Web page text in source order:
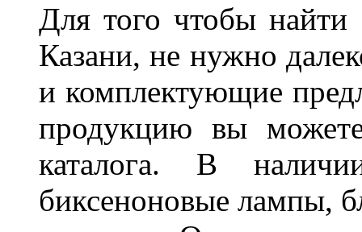
Для того чтобы
Казани, не нужно
и комплектующие
продукцию вы
каталога. В
биксеноновые лампы,